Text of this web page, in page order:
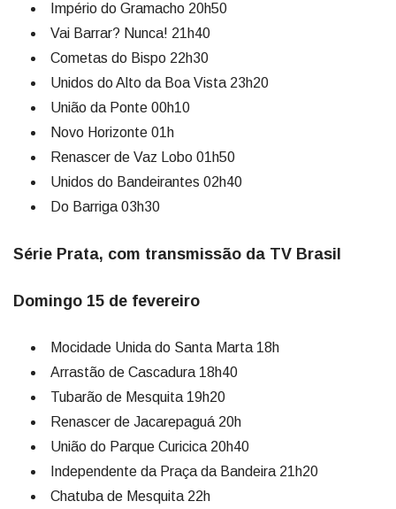
Império do Gramacho 20h50
Vai Barrar? Nunca! 21h40
Cometas do Bispo 22h30
Unidos do Alto da Boa Vista 23h20
União da Ponte 00h10
Novo Horizonte 01h
Renascer de Vaz Lobo 01h50
Unidos do Bandeirantes 02h40
Do Barriga 03h30
Série Prata, com transmissão da TV Brasil
Domingo 15 de fevereiro
Mocidade Unida do Santa Marta 18h
Arrastão de Cascadura 18h40
Tubarão de Mesquita 19h20
Renascer de Jacarepaguá 20h
União do Parque Curicica 20h40
Independente da Praça da Bandeira 21h20
Chatuba de Mesquita 22h